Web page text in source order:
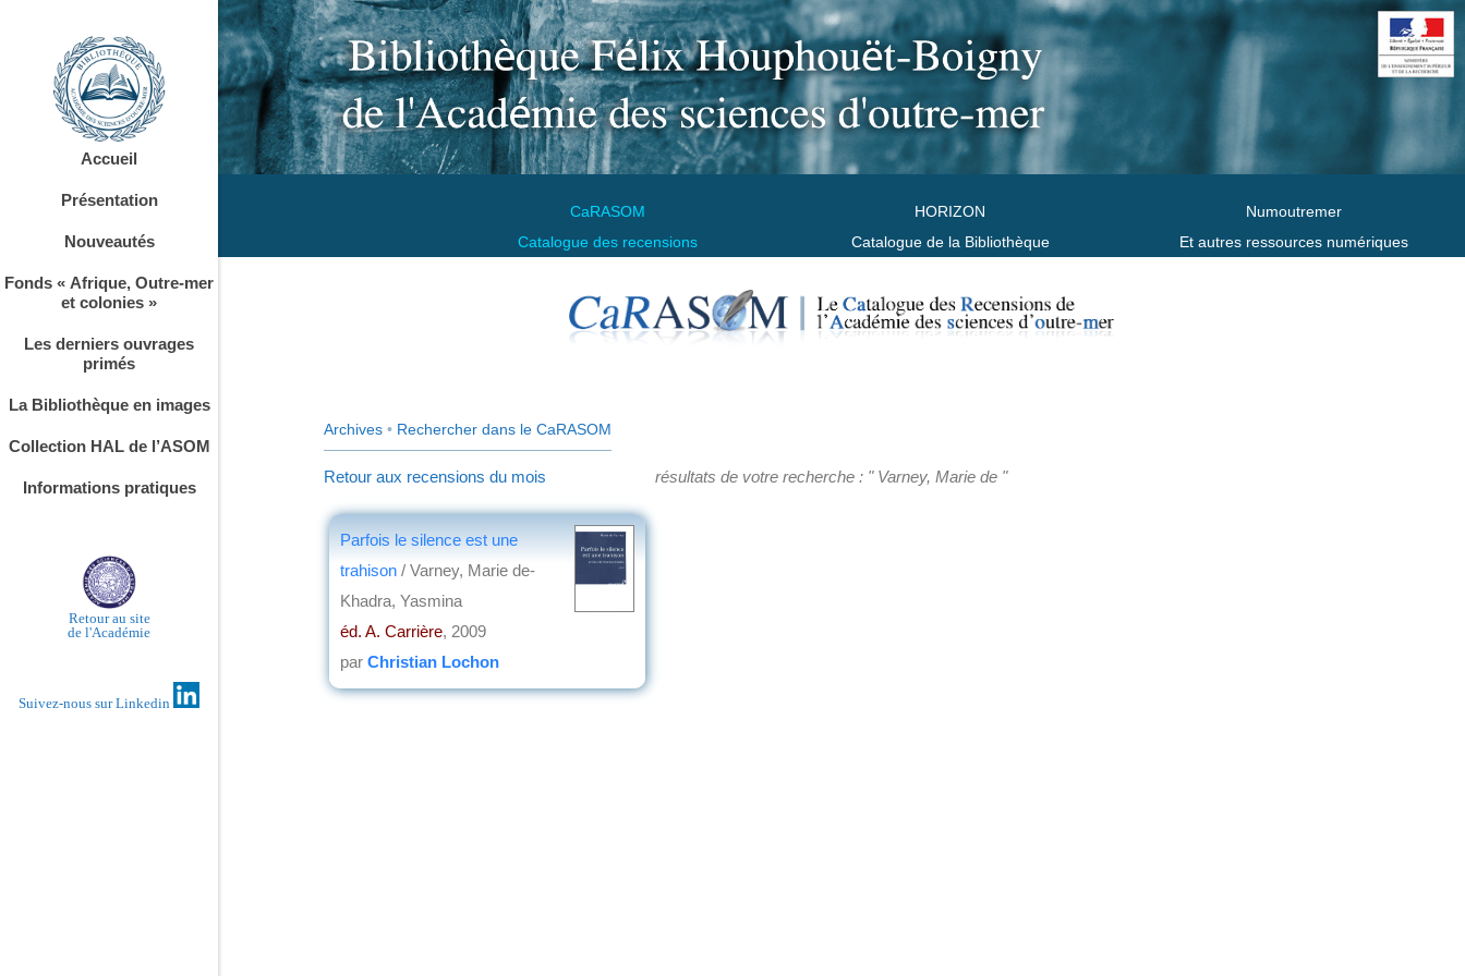
CaRASOM
Catalogue des recensions
HORIZON
Catalogue de la Bibliothèque
Numoutremer
Et autres ressources numériques
Accueil
Présentation
Nouveautés
Fonds « Afrique, Outre-mer
et colonies »
Les derniers ouvrages
primés
La Bibliothèque en images
Collection HAL de l’ASOM
Informations pratiques
Retour au site
de l'Académie
Suivez-nous sur Linkedin
Archives • Rechercher dans le CaRASOM
Retour aux recensions du mois résultats de votre recherche : " Varney, Marie de "
Parfois le silence est une
trahison / Varney, Marie de-
Khadra, Yasmina
éd. A. Carrière, 2009
par Christian Lochon